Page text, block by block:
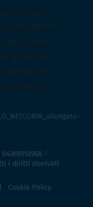
-
i diritti riservati
Cookie Policy